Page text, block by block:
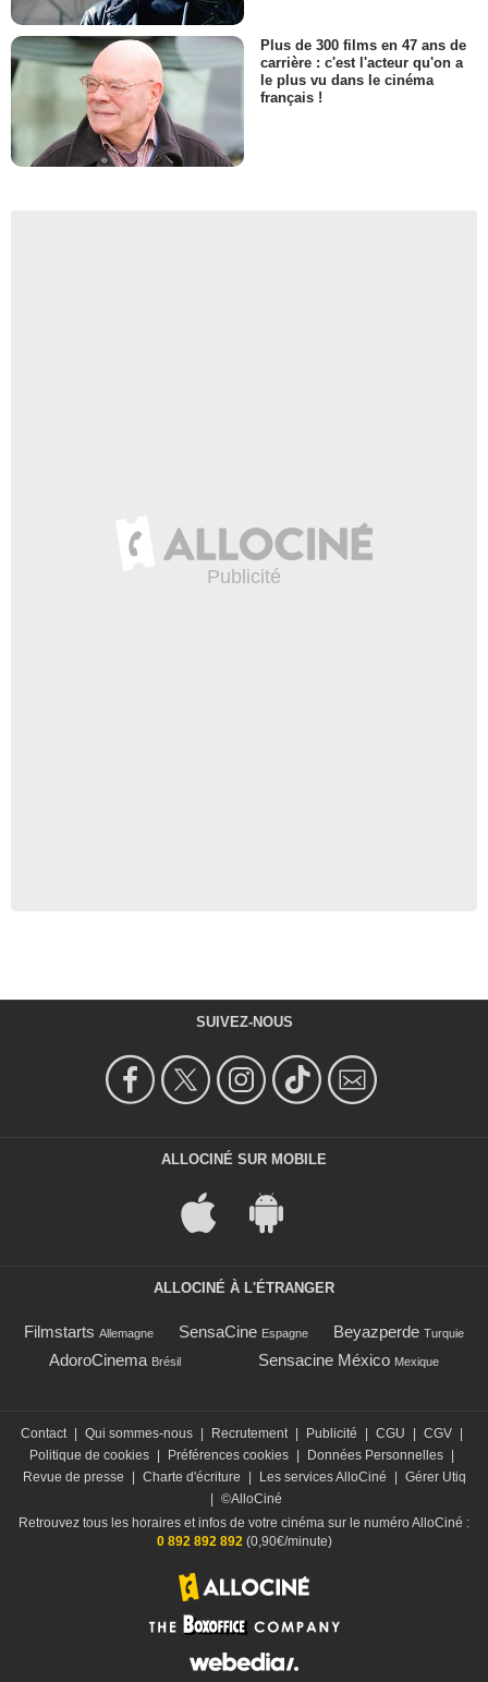
Plus de 300 films en 47 ans de
carrière : c'est l'acteur qu'on a
le plus vu dans le cinéma
français !
SUIVEZ-NOUS
ALLOCINÉ SUR MOBILE
ALLOCINÉ À L'ÉTRANGER
Filmstarts Allemagne SensaCine Espagne Beyazperde Turquie
AdoroCinema Brésil Sensacine México Mexique
Contact Qui sommes-nous Recrutement Publicité CGU CGV
Politique de cookies
Préférences cookies Données Personnelles
Revue de presse
Charte d'écriture Les services AlloCiné
Gérer Utiq
©AlloCiné
Retrouvez tous les horaires et infos de votre cinéma sur le numéro AlloCiné :
0 892 892 892(0,90€/minute)